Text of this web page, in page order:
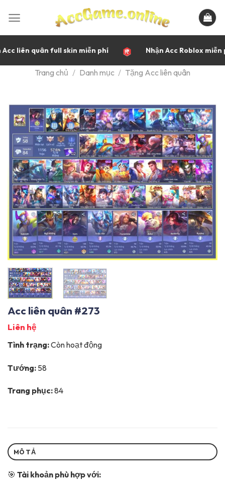
qua
liên quân full skin miễn phí Nhận Acc Roblox miễn
Trang chủ / Danh mục / Tặng Acc liên quân
Acc liên quân #273
Liên hệ
Tình trạng:Còn hoạt động
Tướng: 58
Trang phục:84
MÔ TẢ
🎯 Tài khoản phù hợp với: